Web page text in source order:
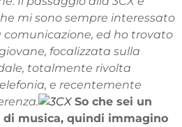
mi sono sempre interessato
ed ho trovato
focalizzata sulla
totalmente rivolta
e recentemente
So che sei un
di musica, quindi immagino